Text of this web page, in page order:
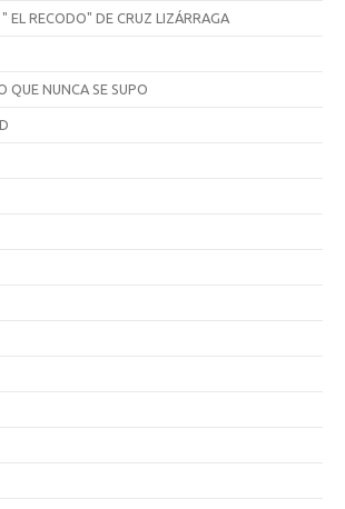
EL RECODO" DE CRUZ LIZÁRRAGA
QUE NUNCA SE SUPO